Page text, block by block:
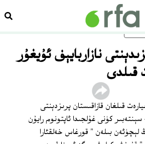
نازاربايېف ئۇيغۇر
قىلدى
قىلغان قازاقىستان پرىزدېنتى
نازاربايېف ، 24 - سېنتەبىر كۈنى غۇلجىدا ئاپتونوم رايۇن
لېچۈئەن بىلەن " قورغاس خەلقئارا